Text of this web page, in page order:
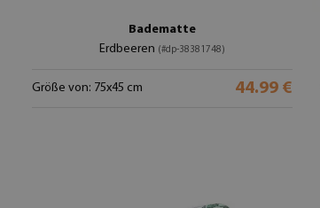
Badematte
Erdbeeren (#dp-38381748)
Größe von: 75x45 cm 44.99 €